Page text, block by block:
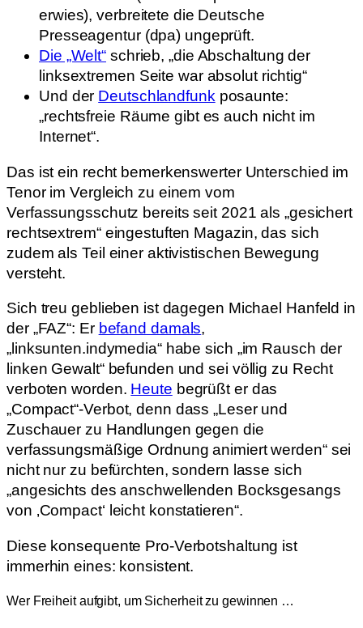
erwies), verbreitete die Deutsche
Presseagentur (dpa) ungeprüft.
Die „Welt“ schrieb, „die Abschaltung der
linksextremen Seite war absolut richtig“
Und der Deutschlandfunk posaunte:
„rechtsfreie Räume gibt es auch nicht im
Internet“.
Das ist ein recht bemerkenswerter Unterschied im
Tenor im Vergleich zu einem vom
Verfassungsschutz bereits seit 2021 als „gesichert
rechtsextrem“ eingestuften Magazin, das sich
zudem als Teil einer aktivistischen Bewegung
versteht.
Sich treu geblieben ist dagegen Michael Hanfeld in
der „FAZ“: Er befand damals,
„linksunten.indymedia“ habe sich „im Rausch der
linken Gewalt“ befunden und sei völlig zu Recht
verboten worden. Heute begrüßt er das
„Compact“-Verbot, denn dass „Leser und
Zuschauer zu Handlungen gegen die
verfassungsmäßige Ordnung animiert werden“ sei
nicht nur zu befürchten, sondern lasse sich
„angesichts des anschwellenden Bocksgesangs
von ‚Compact‘ leicht konstatieren“.
Diese konsequente Pro-Verbotshaltung ist
immerhin eines: konsistent.
Wer Freiheit aufgibt, um Sicherheit zu gewinnen …